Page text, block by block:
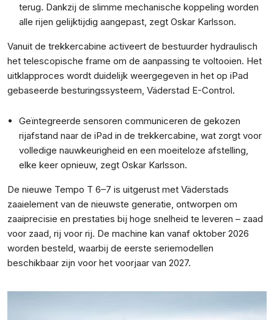
terug. Dankzij de slimme mechanische koppeling worden
alle rijen gelijktijdig aangepast, zegt Oskar Karlsson.
Vanuit de trekkercabine activeert de bestuurder hydraulisch
het telescopische frame om de aanpassing te voltooien. Het
uitklapproces wordt duidelijk weergegeven in het op iPad
gebaseerde besturingssysteem, Väderstad E-Control.
Geïntegreerde sensoren communiceren de gekozen
rijafstand naar de iPad in de trekkercabine, wat zorgt voor
volledige nauwkeurigheid en een moeiteloze afstelling,
elke keer opnieuw, zegt Oskar Karlsson.
De nieuwe Tempo T 6–7 is uitgerust met Väderstads
zaaielement van de nieuwste generatie, ontworpen om
zaaiprecisie en prestaties bij hoge snelheid te leveren – zaad
voor zaad, rij voor rij. De machine kan vanaf oktober 2026
worden besteld, waarbij de eerste seriemodellen
beschikbaar zijn voor het voorjaar van 2027.